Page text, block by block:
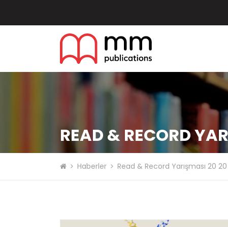
READ & RECORD
Haberler Read & Record Yarışması 20 20